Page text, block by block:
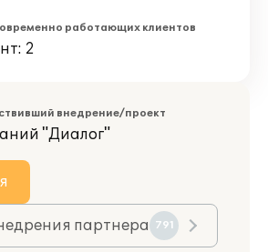
работающих клиентов
2
внедрение/проект
"Диалог"
партнера 791